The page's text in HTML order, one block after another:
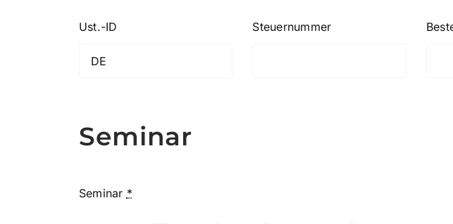
Ust.-ID Steuernummer
Seminar
Seminar *